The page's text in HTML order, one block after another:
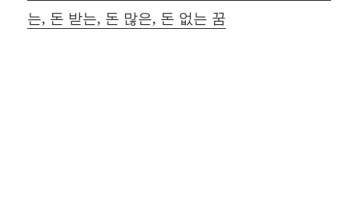
는, 돈 받는, 돈 많은, 돈 없는 꿈